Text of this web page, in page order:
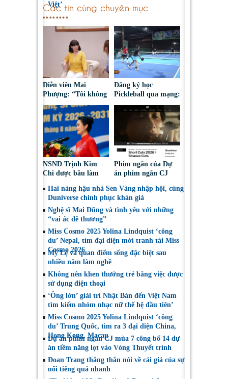
Việt’
Các tin cùng chuyên mục
Diễn viên Mai
Phượng: “Tôi không
bao giờ hối hận về
những gì mình đã
chọn”
Đăng ký học
Pickleball qua mạng:
Nguy cơ bị chiếm
đoạt tài sản
NSND Trịnh Kim
Chi được bầu làm
Nghệ sĩ Sân khấu
Việt Nam
Phim ngắn của Dự
án phim ngắn CJ
tại LHP quốc tế
Toronto 2026
Hai nàng hậu nhà Sen Vàng nhập hội, cùng
Duniverse chinh phục khán giả
Nghệ sĩ Mai Dũng và tình yêu với những
“vai ác dễ thương”
Miss Cosmo 2025 Yolina Lindquist ‘công
du’ Nepal, tìm đại diện mới tranh tài Miss
Cosmo 2026
Mỹ Lệ và quan điểm sống đặc biệt sau
nhiều năm làm nghề
Không nên khen thưởng trẻ bằng việc được
sử dụng điện thoại
‘Ông lớn’ giải trí Nhật Bản đến Việt Nam
tìm kiếm nhóm nhạc nữ thế hệ đầu tiên’
Miss Cosmo 2025 Yolina Lindquist ‘công
du’ Trung Quốc, tìm ra 3 đại diện China,
Hong Kong, Macau
Dự án phim ngắn CJ mùa 7 công bố 14 dự
án tiềm năng lọt vào Vòng Thuyết trình
Đoan Trang thẳng thắn nói về cái giá của sự
nổi tiếng quá nhanh